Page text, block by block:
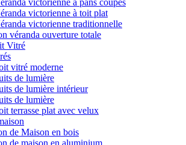
victorienne à pans coupés
victorienne à toit plat
victorienne traditionnelle
véranda ouverture totale
Vitré
vitré moderne
de lumière
de lumière intérieur
de lumière
terrasse plat avec velux
de Maison en bois
de maison en aluminium